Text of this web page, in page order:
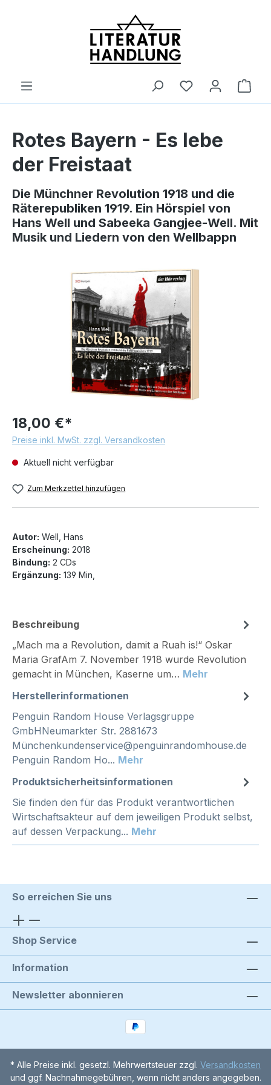
Rotes Bayern - Es lebe
der Freistaat
Die Münchner Revolution 1918 und die
Räterepubliken 1919. Ein Hörspiel von
Hans Well und Sabeeka Gangjee-Well. Mit
Musik und Liedern von den Wellbappn
Bildergalerie überspringen
18,00 €*
Preise inkl. MwSt. zzgl. Versandkosten
Aktuell nicht verfügbar
Zum Merkzettel hinzufügen
Autor: Well, Hans
Erscheinung: 2018
Bindung: 2 CDs
Ergänzung: 139 Min,
Beschreibung
„Mach ma a Revolution, damit a Ruah is!“ Oskar
Maria GrafAm 7. November 1918 wurde Revolution
gemacht in München, Kaserne um… Mehr
Herstellerinformationen
Penguin Random House Verlagsgruppe
GmbHNeumarkter Str. 2881673
Münchenkundenservice@penguinrandomhouse.de
Penguin Random Ho... Mehr
Produktsicherheitsinformationen
Sie finden den für das Produkt verantwortlichen
Wirtschaftsakteur auf dem jeweiligen Produkt selbst,
auf dessen Verpackung... Mehr
So erreichen Sie uns
Shop Service
Information
Newsletter abonnieren
* Alle Preise inkl. gesetzl. Mehrwertsteuer zzgl. Versandkosten
und ggf. Nachnahmegebühren, wenn nicht anders angegeben.